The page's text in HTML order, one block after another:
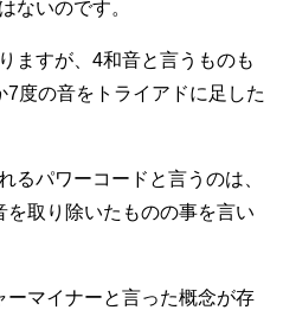
ないのです。
ますが、4和音と言うものも
度の音をトライアドに足した
るパワーコードと言うのは、
を取り除いたものの事を言い
マイナーと言った概念が存